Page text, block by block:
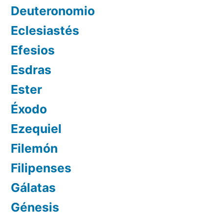
Deuteronomio
Eclesiastés
Efesios
Esdras
Ester
Éxodo
Ezequiel
Filemón
Filipenses
Gálatas
Génesis